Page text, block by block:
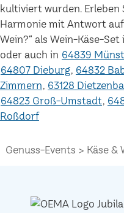
kultiviert wurden. Erleben
Harmonie mit Antwort auf
Wein?“ als Wein-Käse-
oder auch in 64839
64807 Dieburg 64832
Zimmern 63128
64823 Groß-Umstadt
Roßdorf
Genuss-Events Käse &